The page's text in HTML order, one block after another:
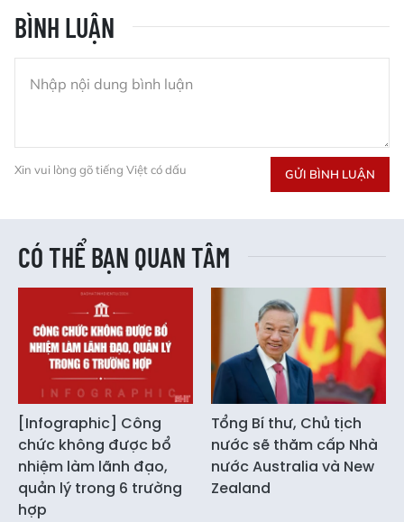
BÌNH LUẬN
Xin vui lòng gõ tiếng Việt có dấu GỬI BÌNH LUẬN
CÓ THỂ BẠN QUAN TÂM
[Infographic] Công
chức không được bổ
nhiệm làm lãnh đạo,
quản lý trong 6 trường
hợp
Tổng Bí thư, Chủ tịch
nước sẽ thăm cấp Nhà
nước Australia và New
Zealand